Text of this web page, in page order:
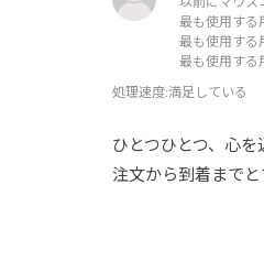
最も使用する
最も使用する
最も使用する
処理速度:満足している
ひとつひとつ、心
注文から到着まで